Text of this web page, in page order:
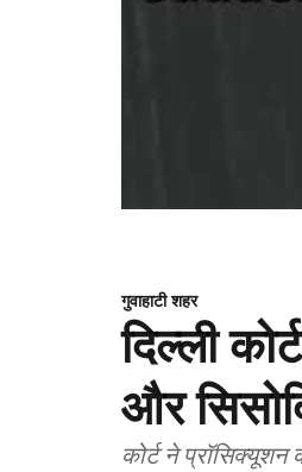
गुवाहाटी शहर
दिल्ली
और
कोर्ट ने